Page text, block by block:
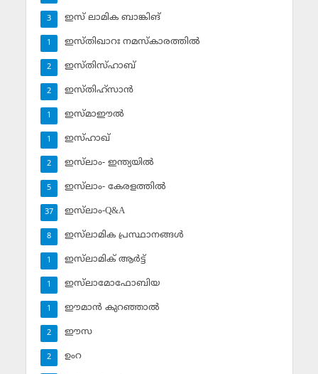
ഇസ് ലാമിക ബാങ്കിങ്‌
3
ഇസ്തിഖാറഃ നമസ്‌കാരത്തില്‍
1
ഇസ്തിസ്ഹാബ്
2
ഇസ്തിഹ്‌സാന്‍
2
ഇസ്മാഈല്‍
1
ഇസ്ഹാഖ്‌
1
ഇസ്‌ലാം- ഇന്ത്യയില്‍
2
ഇസ്‌ലാം- കേരളത്തില്‍
5
ഇസ്‌ലാം-Q&A
37
ഇസ്‌ലാമിക പ്രസ്ഥാനങ്ങള്‍
8
ഇസ്‌ലാമിക് ആര്‍ട്ട്
1
ഇസ്‌ലാമോഫോബിയ
1
ഈമാന്‍ കുറഞ്ഞാല്‍
1
ഈസ
2
ഉംറ
2